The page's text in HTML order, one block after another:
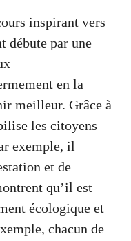
inspirant vers
débute par une
en la
meilleur. Grâce à
les citoyens
exemple, il
et de
qu’il est
écologique et
chacun de